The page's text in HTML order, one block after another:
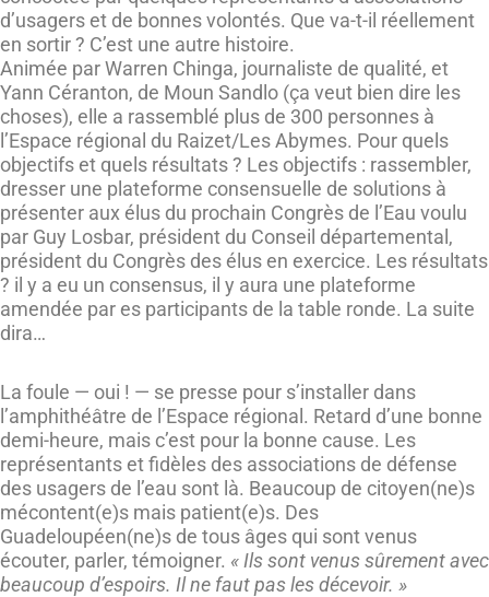
d’usagers et de bonnes volontés. Que va-t-il réellement
en sortir ? C’est une autre histoire.
Animée par Warren Chinga, journaliste de qualité, et
Yann Céranton, de Moun Sandlo (ça veut bien dire les
choses), elle a rassemblé plus de 300 personnes à
l’Espace régional du Raizet/Les Abymes. Pour quels
objectifs et quels résultats ? Les objectifs : rassembler,
dresser une plateforme consensuelle de solutions à
présenter aux élus du prochain Congrès de l’Eau voulu
par Guy Losbar, président du Conseil départemental,
président du Congrès des élus en exercice. Les résultats
? il y a eu un consensus, il y aura une plateforme
amendée par es participants de la table ronde. La suite
dira…
La foule — oui ! — se presse pour s’installer dans
l’amphithéâtre de l’Espace régional. Retard d’une bonne
demi-heure, mais c’est pour la bonne cause. Les
représentants et fidèles des associations de défense
des usagers de l’eau sont là. Beaucoup de citoyen(ne)s
mécontent(e)s mais patient(e)s. Des
Guadeloupéen(ne)s de tous âges qui sont venus
écouter, parler, témoigner. « Ils sont venus sûrement avec
beaucoup d’espoirs. Il ne faut pas les décevoir. »